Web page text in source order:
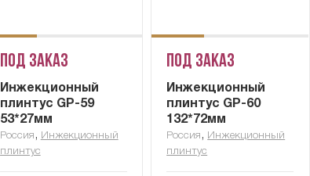
Под заказ
Инжекционный
плинтус GP-59
53*27мм
Россия , Инжекционный
плинтус
Под заказ
Инжекционный
плинтус GP-60
132*72мм
Россия , Инжекционный
плинтус